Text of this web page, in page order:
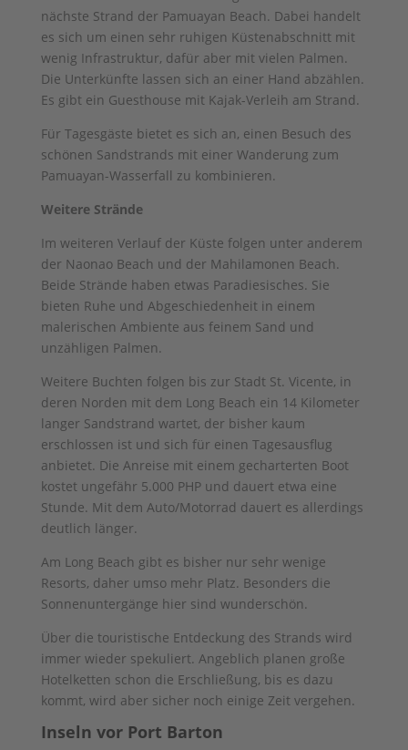
nächste Strand der Pamuayan Beach. Dabei handelt
es sich um einen sehr ruhigen Küstenabschnitt mit
wenig Infrastruktur, dafür aber mit vielen Palmen.
Die Unterkünfte lassen sich an einer Hand abzählen.
Es gibt ein Guesthouse mit Kajak-Verleih am Strand.
Für Tagesgäste bietet es sich an, einen Besuch des
schönen Sandstrands mit einer Wanderung zum
Pamuayan-Wasserfall zu kombinieren.
Weitere Strände
Im weiteren Verlauf der Küste folgen unter anderem
der Naonao Beach und der Mahilamonen Beach.
Beide Strände haben etwas Paradiesisches. Sie
bieten Ruhe und Abgeschiedenheit in einem
malerischen Ambiente aus feinem Sand und
unzähligen Palmen.
Weitere Buchten folgen bis zur Stadt St. Vicente, in
deren Norden mit dem Long Beach ein 14 Kilometer
langer Sandstrand wartet, der bisher kaum
erschlossen ist und sich für einen Tagesausflug
anbietet. Die Anreise mit einem gecharterten Boot
kostet ungefähr 5.000 PHP und dauert etwa eine
Stunde. Mit dem Auto/Motorrad dauert es allerdings
deutlich länger.
Am Long Beach gibt es bisher nur sehr wenige
Resorts, daher umso mehr Platz. Besonders die
Sonnenuntergänge hier sind wunderschön.
Über die touristische Entdeckung des Strands wird
immer wieder spekuliert. Angeblich planen große
Hotelketten schon die Erschließung, bis es dazu
kommt, wird aber sicher noch einige Zeit vergehen.
Inseln vor Port Barton